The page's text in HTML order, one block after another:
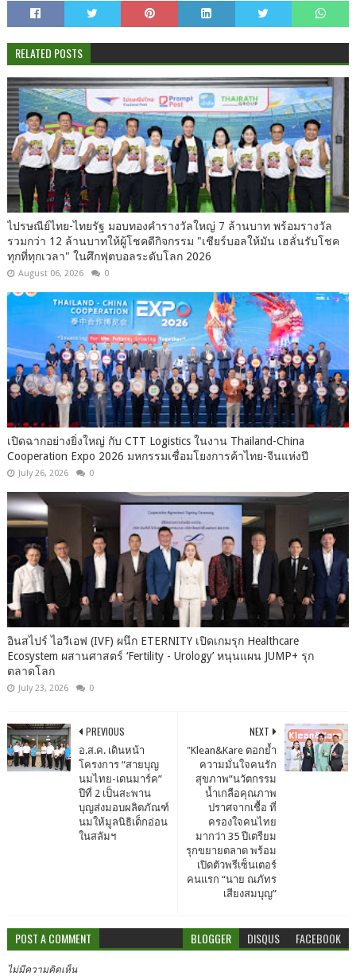
RELATED POSTS
ไปรษณีย์ไทย-ไทยรัฐ มอบทองคำรางวัลใหญ่ 7 ล้านบาท พร้อมรางวัล
รวมกว่า 12 ล้านบาทให้ผู้โชคดีกิจกรรม "เชียร์บอลให้มัน เฮลั่นรับโชค
ทุกที่ทุกเวลา" ในศึกฟุตบอลระดับโลก 2026
August 06, 2026 0
เปิดฉากอย่างยิ่งใหญ่ กับ CTT Logistics ในงาน Thailand-China
Cooperation Expo 2026 มหกรรมเชื่อมโยงการค้าไทย-จีนแห่งปี
July 26, 2026 0
อินสไปร์ ไอวีเอฟ (IVF) ผนึก ETERNITY เปิดเกมรุก Healthcare
Ecosystem ผสานศาสตร์ ‘Fertility - Urology’ หนุนแผน JUMP+ รุก
ตลาดโลก
July 23, 2026 0
NEXT
"Klean&Kare ตอกย้ำ
ความมั่นใจคนรัก
สุขภาพ”นวัตกรรม
น้ำเกลือคุณภาพ
ปราศจากเชื้อ ที่
ครองใจคนไทย
มากว่า 35 ปีเตรียม
รุกขยายตลาด พร้อม
เปิดตัวพรีเซ็นเตอร์
คนแรก “นาย ณภัทร
เสียงสมบุญ”
PREVIOUS
อ.ส.ค. เดินหน้า
โครงการ “สายบุญ
นมไทย-เดนมาร์ค”
ปีที่ 2 เป็นสะพาน
บุญส่งมอบผลิตภัณฑ์
นมให้มูลนิธิเด็กอ่อน
ในสลัมฯ
POST A COMMENT BLOGGER DISQUS FACEBOOK
ไม่มีความคิดเห็น